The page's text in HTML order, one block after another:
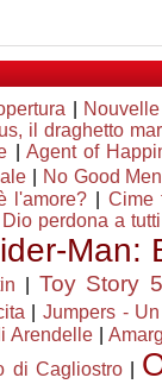
il draghetto
Agent of
No Good Men
l'amore?
Cime
perdona a tutti
Man:
Toy Story 5
Jumpers -
Arendelle
di Cagliostro|